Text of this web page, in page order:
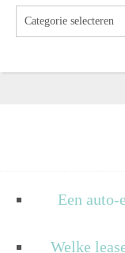
Een auto-
Welke